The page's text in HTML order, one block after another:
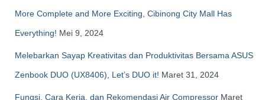
More Complete and More Exciting, Cibinong City Mall Has
Everything! Mei 9, 2024
Melebarkan Sayap Kreativitas dan Produktivitas Bersama ASUS
Zenbook DUO (UX8406), Let’s DUO it! Maret 31, 2024
Fungsi, Cara Kerja, dan Rekomendasi Air Compressor Maret